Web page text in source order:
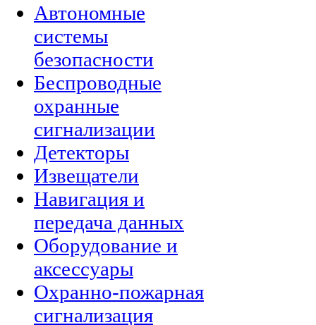
Автономные
системы
безопасности
Беспроводные
охранные
сигнализации
Детекторы
Извещатели
Навигация и
передача данных
Оборудование и
аксессуары
Охранно-пожарная
сигнализация